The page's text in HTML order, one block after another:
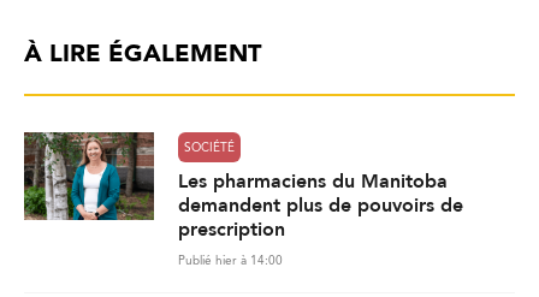
À LIRE ÉGALEMENT
SOCIÉTÉ
Les pharmaciens du Manitoba
demandent plus de pouvoirs de
prescription
Publié hier à 14:00